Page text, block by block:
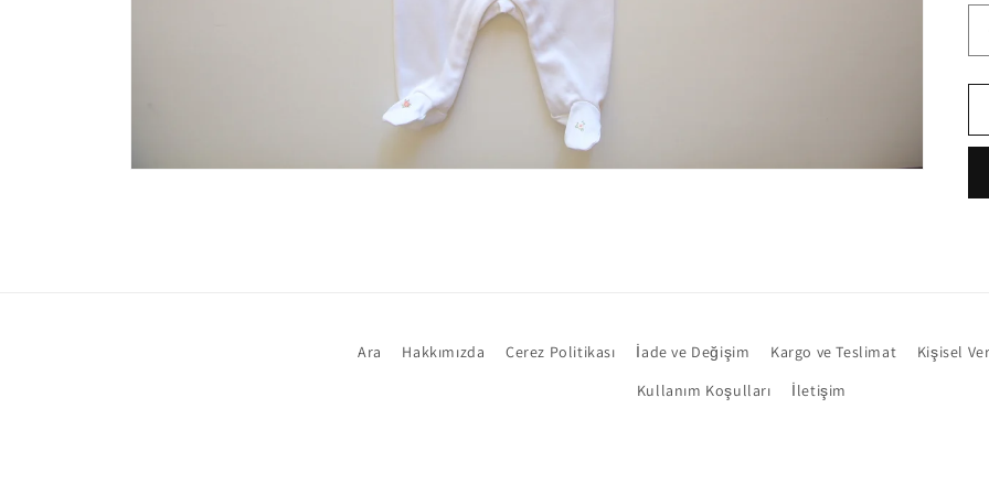
Ara Hakkımızda Çerez Politikası İade ve Değişim Kargo ve Teslimat
Kişisel
Kullanım Koşulları
İletişim